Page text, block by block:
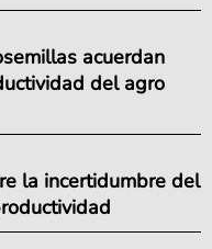
acuerdan
del agro
la incertidumbre del